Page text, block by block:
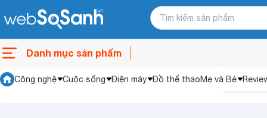
Danh mục sản phẩm
Công nghệ Cuộc sống Điện máy Đồ thể thaoMẹ và Bé